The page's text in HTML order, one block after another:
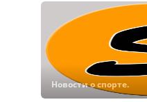
Новости о спорте.